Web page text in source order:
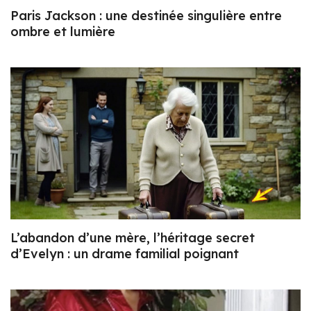
Paris Jackson : une destinée singulière entre
ombre et lumière
L’abandon d’une mère, l’héritage secret
d’Evelyn : un drame familial poignant